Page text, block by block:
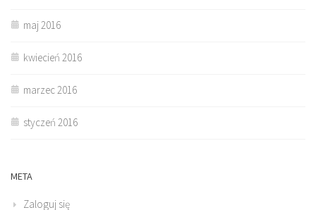
maj 2016
kwiecień 2016
marzec 2016
styczeń 2016
META
Zaloguj się